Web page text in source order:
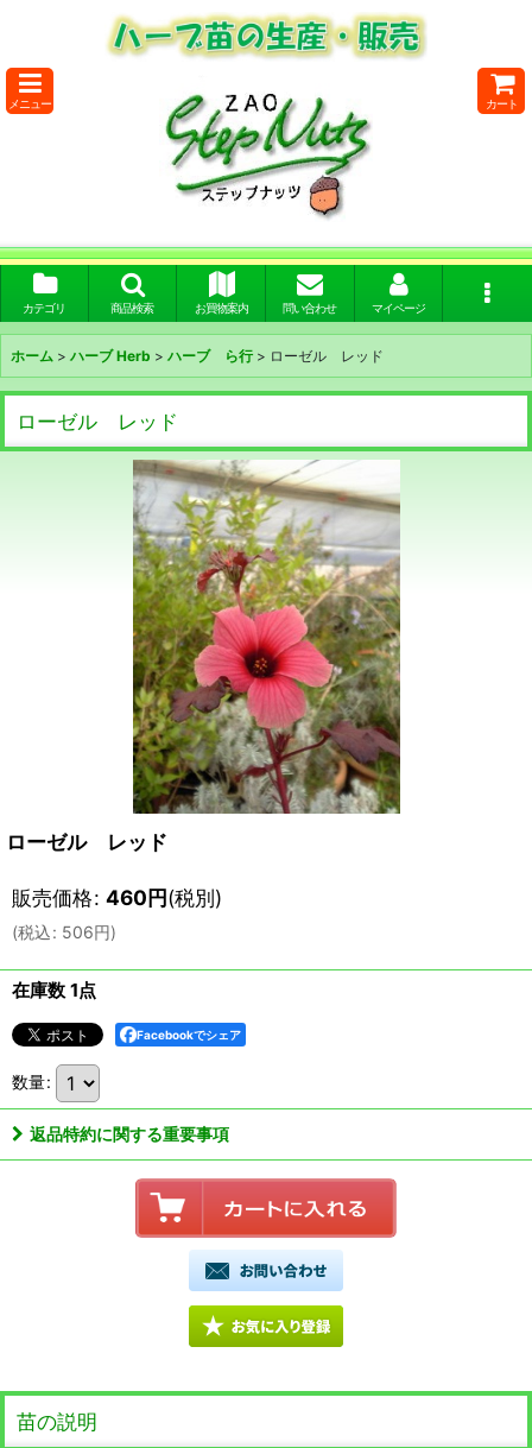
メニュー カート
カテゴリ 商品検索 お買物案内 問い合わせ マイページ
ホーム > ハーブ Herb > ハーブ ら行 > ローゼル レッド
ローゼル レッド
ローゼル レッド
販売価格: 460円(税別)
(税込: 506円)
在庫数 1点
Facebookでシェア
数量:
返品特約に関する重要事項
苗の説明